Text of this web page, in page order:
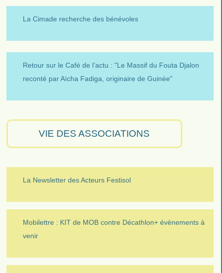
La Cimade recherche des bénévoles
Retour sur le Café de l’actu : "Le Massif du Fouta Djalon
reconté par Aïcha Fadiga, originaire de Guinée"
VIE DES ASSOCIATIONS
La Newsletter des Acteurs Festisol
Mobilettre : KIT de MOB contre Décathlon+ évènements à
venir